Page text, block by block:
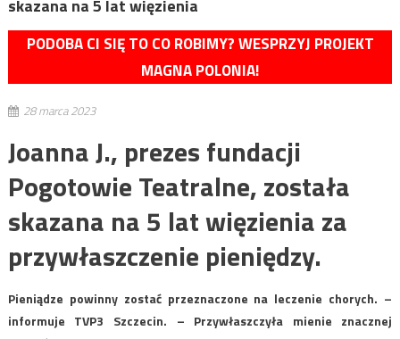
skazana na 5 lat więzienia
PODOBA CI SIĘ TO CO ROBIMY? WESPRZYJ PROJEKT
MAGNA POLONIA!
28 marca 2023
Joanna J., prezes fundacji
Pogotowie Teatralne, została
skazana na 5 lat więzienia za
przywłaszczenie pieniędzy.
Pieniądze powinny zostać przeznaczone na leczenie chorych. –
informuje TVP3 Szczecin. – Przywłaszczyła mienie znacznej